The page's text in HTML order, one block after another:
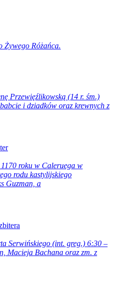
Żywego Różańca.
Przewięźlikowską (14 r. śm.)
i dziadków oraz krewnych z
roku w Caleruega w
rodu kastylijskiego
Guzman, a
Serwińskiego (int. greg.) 6:30 –
Macieja Bachana oraz zm. z